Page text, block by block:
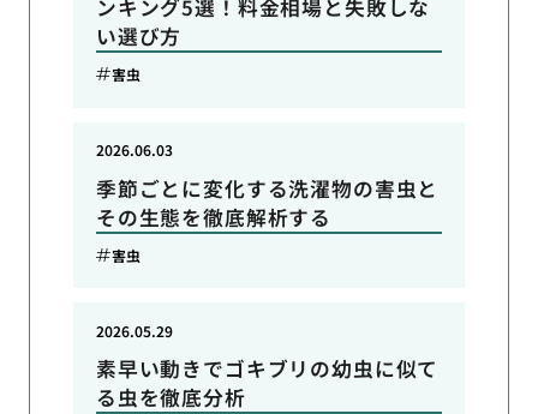
ンキング5選！料金相場と失敗しな
い選び方
害虫
季節ごとに変化する洗濯物の害虫と
その生態を徹底解析する
2026.06.03
害虫
素早い動きでゴキブリの幼虫に似て
る虫を徹底分析
2026.05.29